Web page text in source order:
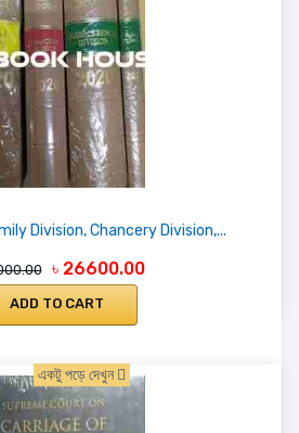
Division, Chancery Division,...
৳ 26600.00
ADD TO CART
একটু পড়ে দেখুন